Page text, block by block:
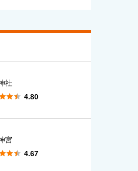
社
 4.80
宮
 4.67